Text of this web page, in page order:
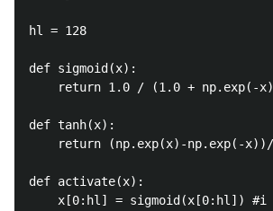
hl = 128
def sigmoid(x):
return 1.0 / (1.0 + np.exp(-
def tanh(x):
return (np.exp(x)-np.exp(-
def activate(x):
    x[0:hl] = sigmoid(x[0:hl]) #i